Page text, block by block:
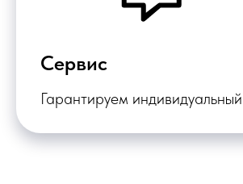
Сервис
Гарантируем